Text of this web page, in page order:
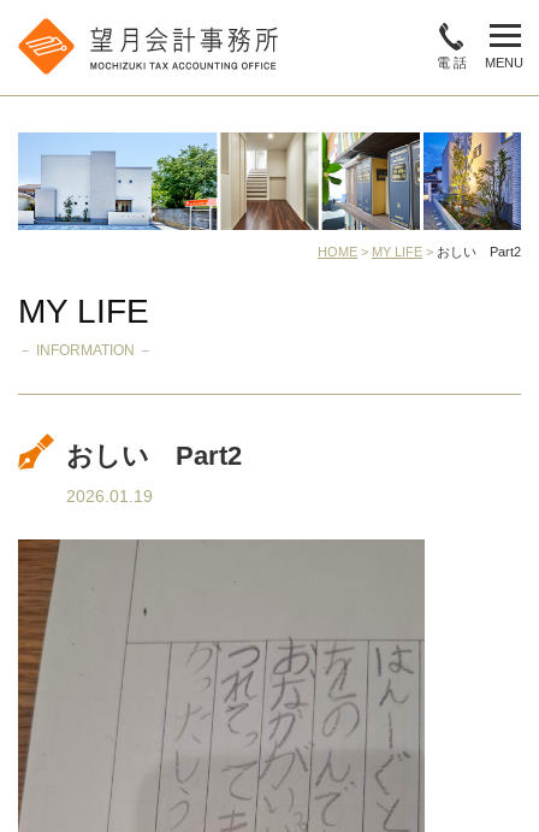
MENU
電 話
HOME > MY LIFE > おしい Part2
MY LIFE
－ INFORMATION －
おしい Part2
2026.01.19